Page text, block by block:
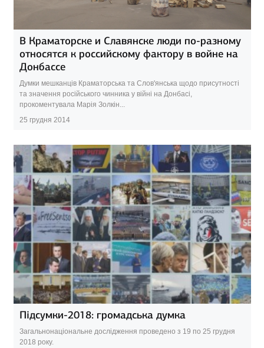
В Краматорске и Славянске люди по-разному
относятся к российскому фактору в войне на
Донбассе
Думки мешканців Краматорська та Слов'янська щодо присутності
та значення російського чинника у війні на Донбасі,
прокоментувала Марія Золкін...
25 грудня 2014
Підсумки-2018: громадська думка
Загальнонаціональне дослідження проведено з 19 по 25 грудня
2018 року.